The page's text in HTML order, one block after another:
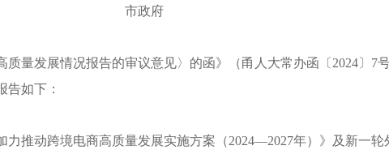
市政府
量发展情况报告的审议意见〉的函》（甬人大常办函〔2024〕7
告如下：
力推动跨境电商高质量发展实施方案（2024—2027年）》及新一